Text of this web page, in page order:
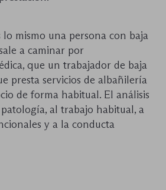
lo mismo una persona con baja
a caminar por
que un trabajador de baja
presta servicios de albañilería
de forma habitual. El análisis
al trabajo habitual, a
y a la conducta